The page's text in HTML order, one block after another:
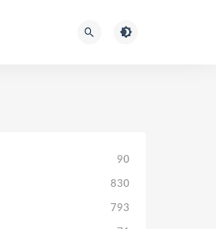
90
830
793